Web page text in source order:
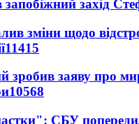
захід
зміни щодо
11415
зробив заяву про
10568
СБУ